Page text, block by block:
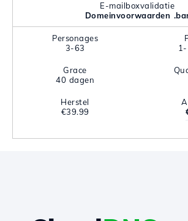
E-mailboxvalidatie
Domeinvoorwaarden
Personages
3-63
Grace
40 dagen
Herstel
€39.99